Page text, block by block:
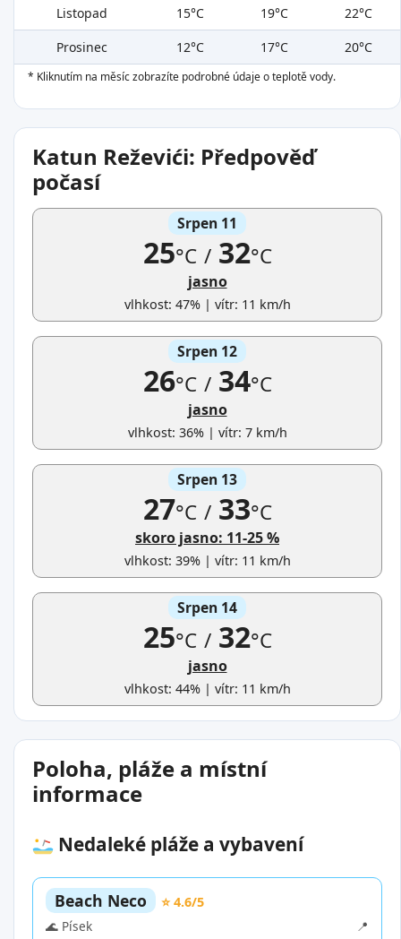
Listopad
15°C 19°C
22°C
Prosinec
12°C 17°C 20°C
* Kliknutím na měsíc zobrazíte podrobné údaje o teplotě vody.
Katun Reževići: Předpověď
počasí
Srpen 11
25°C /32°C
jasno
vlhkost: 47% | vítr: 11 km/h
Srpen 12
26°C /34°C
jasno
vlhkost: 36% | vítr: 7 km/h
Srpen 13
27°C /33°C
skoro jasno: 11-25 %
vlhkost: 39% | vítr: 11 km/h
Srpen 14
25°C /32°C
jasno
vlhkost: 44% | vítr: 11 km/h
Poloha, pláže a místní
informace
Nedaleké pláže a vybavení
Beach Neco
⭐ 4.6/5
🌊 Písek
📍